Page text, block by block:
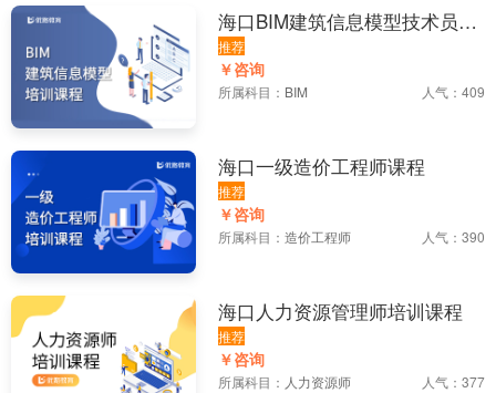
海口BIM建筑信息模型技术员培
训课程
推荐
￥咨询
所属科目： BIM 人气：409
海口一级造价工程师课程
推荐
￥咨询
所属科目： 造价工程师 人气：390
海口人力资源管理师培训课程
推荐
￥咨询
所属科目： 人力资源师 人气：377